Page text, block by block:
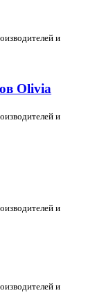
и
Olivia
и
и
и